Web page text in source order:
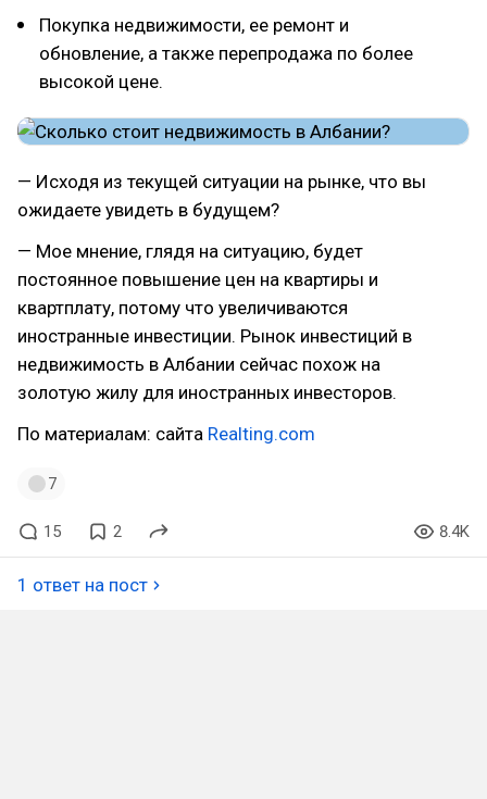
Покупка недвижимости, ее ремонт и
обновление, а также перепродажа по более
высокой цене.
— Исходя из текущей ситуации на рынке, что вы
ожидаете увидеть в будущем?
— Мое мнение, глядя на ситуацию, будет
постоянное повышение цен на квартиры и
квартплату, потому что увеличиваются
иностранные инвестиции. Рынок инвестиций в
недвижимость в Албании сейчас похож на
золотую жилу для иностранных инвесторов.
По материалам: сайта Realting.com
7
15 2 8.4K
1 ответ на пост